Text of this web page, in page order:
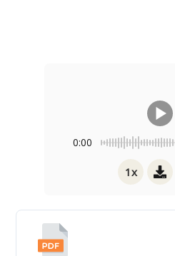
0:00
1x